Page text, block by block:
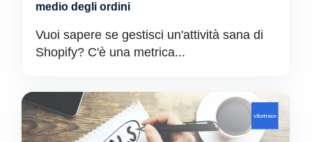
medio degli ordini
Vuoi sapere se gestisci un'attività sana di
Shopify? C'è una metrica...